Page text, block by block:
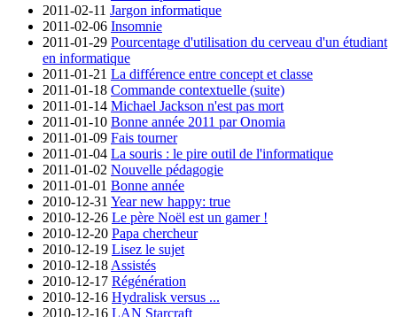
2011-02-11 Jargon informatique
2011-02-06 Insomnie
2011-01-29 Pourcentage d'utilisation du cerveau d'un étudiant
en informatique
2011-01-21 La différence entre concept et classe
2011-01-18 Commande contextuelle (suite)
2011-01-14 Michael Jackson n'est pas mort
2011-01-10 Bonne année 2011 par Onomia
2011-01-09 Fais tourner
2011-01-04 La souris : le pire outil de l'informatique
2011-01-02 Nouvelle pédagogie
2011-01-01 Bonne année
2010-12-31 Year new happy: true
2010-12-26 Le père Noël est un gamer !
2010-12-20 Papa chercheur
2010-12-19 Lisez le sujet
2010-12-18 Assistés
2010-12-17 Régénération
2010-12-16 Hydralisk versus ...
2010-12-16 LAN Starcraft